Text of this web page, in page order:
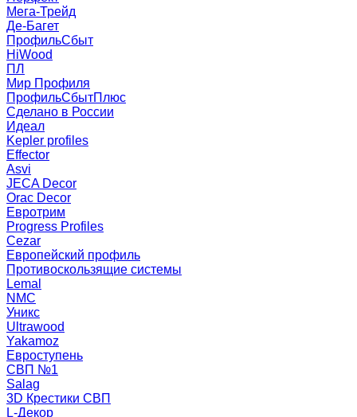
Мега-Трейд
Де-Багет
ПрофильСбыт
HiWood
ПЛ
Мир Профиля
ПрофильСбытПлюс
Сделано в России
Идеал
Kepler profiles
Effector
Asvi
JECA Decor
Orac Decor
Евротрим
Progress Profiles
Cezar
Европейский профиль
Противоскользящие системы
Lemal
NMC
Уникс
Ultrawood
Yakamoz
Евроступень
СВП №1
Salag
3D Крестики СВП
L-Декор